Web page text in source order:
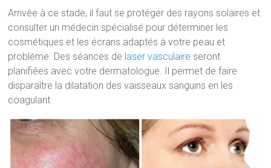
Arrivée à ce stade, il faut se protéger des rayons solaires et
consulter un médecin spécialisé pour déterminer les
cosmétiques et les écrans adaptés à votre peau et
problème. Des séances de laser vasculaire seront
planifiées avec votre dermatologue. Il permet de faire
disparaître la dilatation des vaisseaux sanguins en les
coagulant.